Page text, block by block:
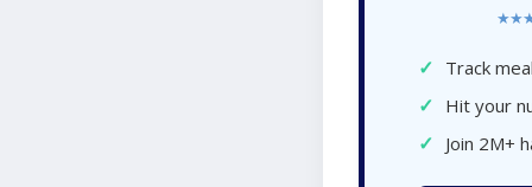
✓ Track
✓ Hit your
✓ Join 2M+